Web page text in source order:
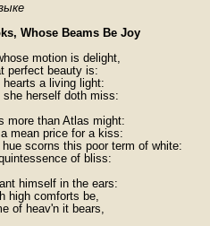
Whose Beams Be Joy
motion is delight,
perfect beauty is:
a living light:
herself doth miss:
more than Atlas might:
mean price for a kiss:
scorns this poor term of white:
of bliss:
himself in the ears:
high comforts be,
of heav'n it bears,